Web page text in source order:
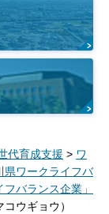
代育成支援 > ワ
県ワークライフバ
フバランス企業」
ウギョウ）